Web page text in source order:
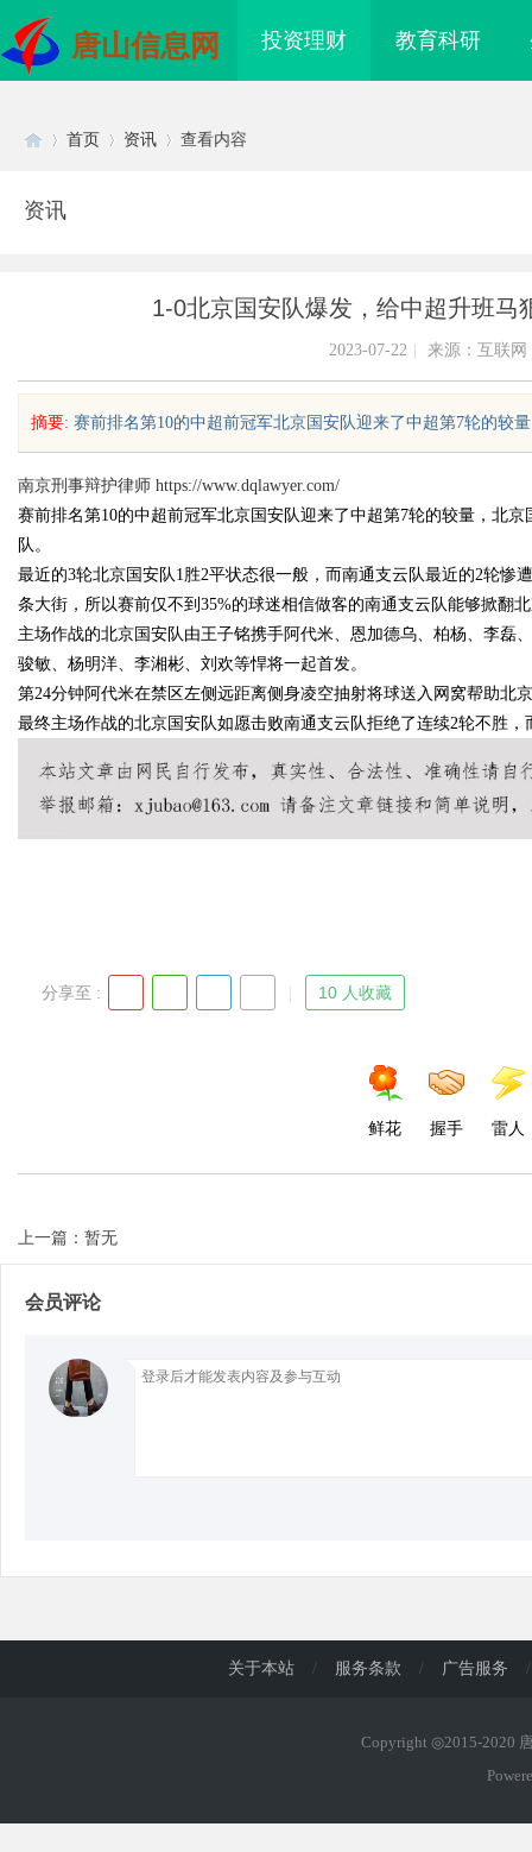
唐山信息网 投资理财 教育科研
sc
uz
首页 资讯 查看内容
资讯
1-0北京国安队爆发，给中超升班马
2023-07-22 来源：互联网
摘要: 赛前排名第10的中超前冠军北京国安队迎来了中超第7轮的较
南京刑事辩护律师 https://www.dqlawyer.com/
赛前排名第10的中超前冠军北京国安队迎来了中超第7轮的较量，北
队。
最近的3轮北京国安队1胜2平状态很一般，而南通支云队最近的2轮
条大街，所以赛前仅不到35%的球迷相信做客的南通支云队能够掀翻
主场作战的北京国安队由王子铭携手阿代米、恩加德乌、柏杨、李磊
骏敏、杨明洋、李湘彬、刘欢等悍将一起首发。
第24分钟阿代米在禁区左侧远距离侧身凌空抽射将球送入网窝帮助北
最终主场作战的北京国安队如愿击败南通支云队拒绝了连续2轮不胜，
分享至 : 10 人收藏
鲜花 握手 雷人
上一篇：暂无
会员评论
配眼镜 贝净 AC 国际医疗实验室，标准
发体系全解析
关于本站 / 服务条款 / 广告服务 /
Copyright ◎2015-2020